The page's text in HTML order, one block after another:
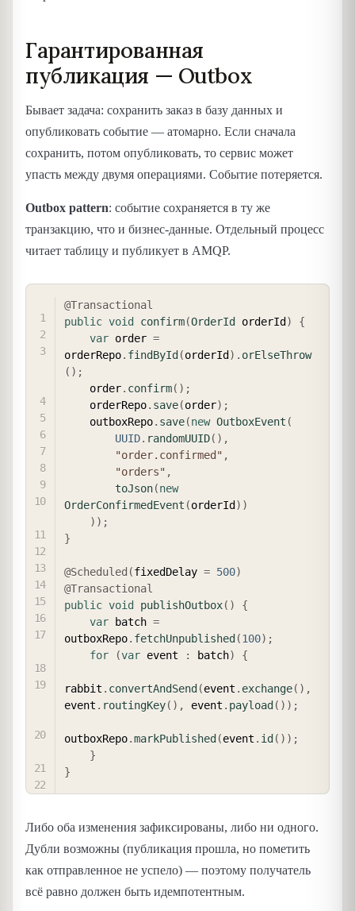
Гарантированная
публикация — Outbox
Бывает задача: сохранить заказ в базу данных и
опубликовать событие — атомарно. Если сначала
сохранить, потом опубликовать, то сервис может
упасть между двумя операциями. Событие потеряется.
Outbox pattern: событие сохраняется в ту же
транзакцию, что и бизнес-данные. Отдельный процесс
читает таблицу и публикует в AMQP.
@Transactional
public void confirm(OrderId orderId )
{
var order =
orderRepo. findById (orderId ) . orElseThrow
( ) ;
    order
. confirm( ) ;
    orderRepo
. save(order) ;
    outboxRepo
. save(new OutboxEvent (
UUID. randomUUID( ) ,
"order.confirmed" ,
"orders" ,
toJson(new
OrderConfirmedEvent (orderId ) )
) ) ;
}
@Scheduled (fixedDelay = 500)
@Transactional
public void publishOutbox( )
{
var batch =
outboxRepo. fetchUnpublished (100) ;
for
(var event : batch) {
rabbit . convertAndSend (event . exchange( ) ,
event . routingKey( ) , event . payload ( ) ) ;
outboxRepo.markPublished (event . id ( ) ) ;
}
}
Либо оба изменения зафиксированы, либо ни одного.
Дубли возможны (публикация прошла, но пометить
как отправленное не успело) — поэтому получатель
всё равно должен быть идемпотентным.